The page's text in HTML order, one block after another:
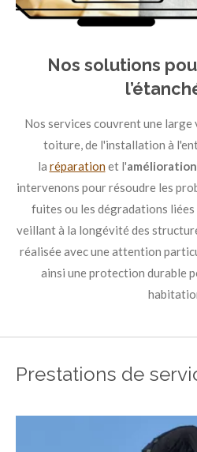
Nos solutions
Nos services couvrent une large
toiture, de l'installation à
la réparation et l'
intervenons pour résoudre les
fuites ou les dégradations
veillant à la longévité des
réalisée avec une attention
ainsi une protection durable
Prestations de